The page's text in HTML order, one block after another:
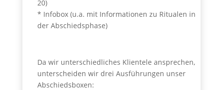
20)
* Infobox (u.a. mit Informationen zu Ritualen in
der Abschiedsphase)
Da wir unterschiedliches Klientele ansprechen,
unterscheiden wir drei Ausführungen unser
Abschiedsboxen: